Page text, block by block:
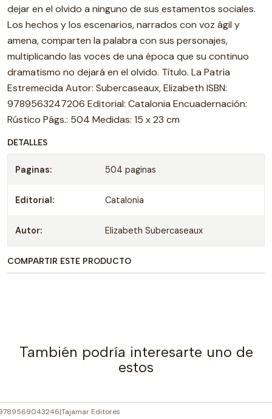
dejar en el olvido a ninguno de sus estamentos sociales.
Los hechos y los escenarios, narrados con voz ágil y
amena, comparten la palabra con sus personajes,
multiplicando las voces de una época que su continuo
dramatismo no dejará en el olvido. Título. La Patria
Estremecida Autor: Subercaseaux, Elizabeth ISBN:
9789563247206 Editorial: Catalonia Encuadernación:
Rústico Págs.: 504 Medidas: 15 x 23 cm
DETALLES
Paginas: 504 paginas
Editorial: Catalonia
Autor: Elizabeth Subercaseaux
COMPARTIR ESTE PRODUCTO
También podría interesarte uno de
estos
|Tajamar Editores